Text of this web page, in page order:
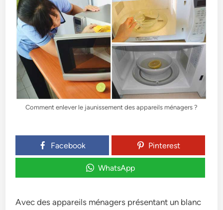
Comment enlever le jaunissement des appareils ménagers ?
Facebook Pinterest
WhatsApp
Avec des appareils ménagers présentant un blanc